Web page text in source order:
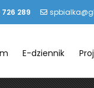
289
E-dziennik